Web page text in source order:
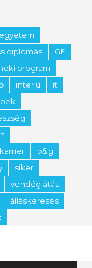
egyetem
diplomás
GE
program
interjú
it
p&g
siker
vendéglátás
álláskeresés